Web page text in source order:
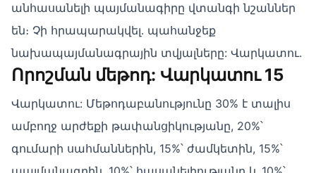
անհասանելի պայմանագիրը վտանգի նշաններ
են։ Չի հրապարակվել․ պահանջեք
նախապայմանագրային տվյալները: Վարկատու.
Որոշման մեթոդ: Վարկատու 15
Վարկատու: Մեթոդաբանությունը 30% է տալիս
ամբողջ արժեքի թափանցիկությանը, 20%՝
գումարի սահմաններին, 15%՝ ժամկետին, 15%՝